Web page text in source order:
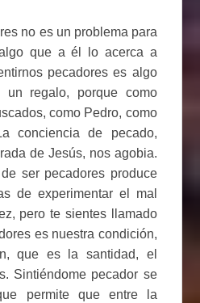
no es un problema para
que a él lo acerca a
pecadores es algo
regalo, porque como
como Pedro, como
conciencia de pecado,
de Jesús, nos agobia.
ser pecadores produce
de experimentar el mal
pero te sientes llamado
es nuestra condición,
que es la santidad, el
Sintiéndome pecador se
permite que entre la